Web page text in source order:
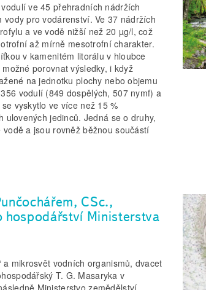
ve 45 přehradních nádržích
pro vodárenství. Ve 37 nádržích
a ve vodě nižší než 20 µg/l, což
až mírně mesotrofní charakter.
v kamenitém litorálu v hloubce
porovnat výsledky, i když
na jednotku plochy nebo objemu
vodulí (849 dospělých, 507 nymf) a
vyskytlo ve více než 15 %
ulovených jedinců. Jedná se o druhy,
a jsou rovněž běžnou součástí
CSc.,
hospodářství Ministerstva
mikrosvět vodních organismů, dvacet
T. G. Masaryka v